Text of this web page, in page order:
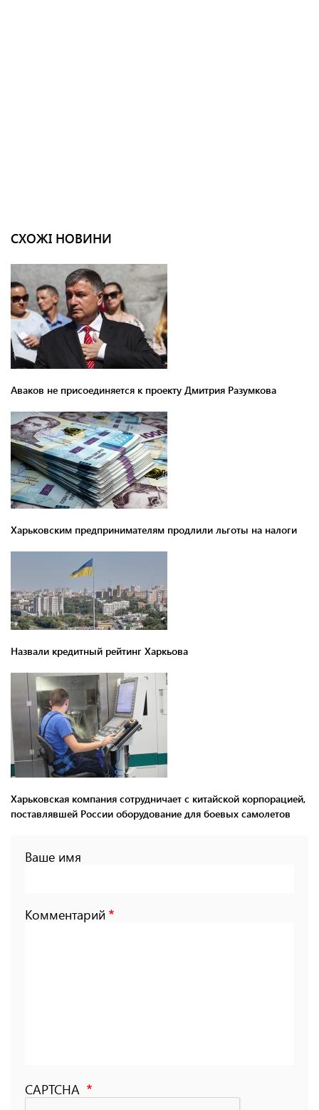
СХОЖІ НОВИНИ
Аваков не присоединяется к проекту Дмитрия Разумкова
Харьковским предпринимателям продлили льготы на налоги
Назвали кредитный рейтинг Харкьова
Харьковская компания сотрудничает с китайской корпорацией,
поставлявшей России оборудование для боевых самолетов
Ваше имя
Комментарий
CAPTCHA